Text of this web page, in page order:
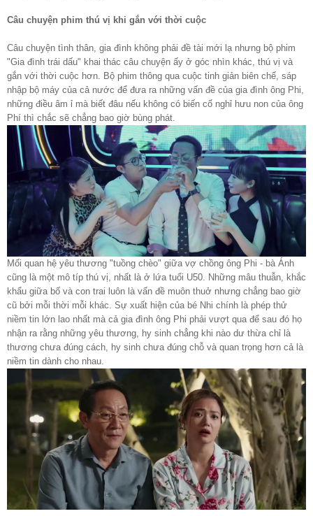
Câu chuyện phim thú vị khi gắn với thời cuộc
Câu chuyện tình thân, gia đình không phải đề tài mới lạ nhưng bộ phim
"Gia đình trái dấu" khai thác câu chuyện ấy ở góc nhìn khác, thú vị và
gắn với thời cuộc hơn. Bộ phim thông qua cuộc tinh giản biên chế, sáp
nhập bộ máy của cả nước để đưa ra những vấn đề của gia đình ông Phi,
những điều âm ỉ mà biết đâu nếu không có biến cố nghỉ hưu non của ông
Phí thì chắc sẽ chẳng bao giờ bùng phát.
Mối quan hệ yêu thương "tuồng chèo" giữa vợ chồng ông Phi - bà Ánh
cũng là một mô típ thú vị, nhất là ở lứa tuổi U50. Những mâu thuẫn, khắc
khẩu giữa bố và con trai luôn là vấn đề muôn thuở nhưng chẳng bao giờ
cũ bởi mỗi thời mỗi khác. Sự xuất hiện của bé Nhi chính là phép thử
niềm tin lớn lao nhất mà cả gia đình ông Phi phải vượt qua để sau đó họ
nhận ra rằng những yêu thương, hy sinh chẳng khi nào dư thừa chỉ là
thương chưa đúng cách, hy sinh chưa đúng chỗ và quan trọng hơn cả là
niềm tin dành cho nhau.